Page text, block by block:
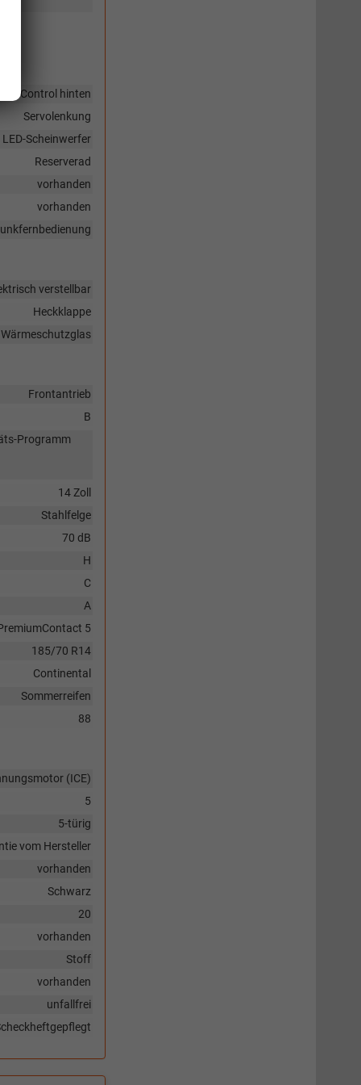
Control hinten
Servolenkung
Scheinwerfer
Reserverad
vorhanden
vorhanden
verstellbar
Heckklappe
Wärmeschutzglas
Frontantrieb
B
Programm
14 Zoll
Stahlfelge
70 dB
H
C
A
5
185/70 R14
Continental
Sommerreifen
88
(ICE)
5
5-türig
vom Hersteller
vorhanden
Schwarz
20
vorhanden
Stoff
vorhanden
unfallfrei